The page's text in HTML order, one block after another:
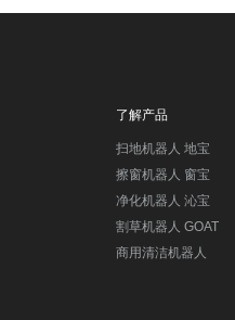
了解产品
扫地机器人 地宝
擦窗机器人 窗宝
净化机器人 沁宝
割草机器人 GOAT
商用清洁机器人